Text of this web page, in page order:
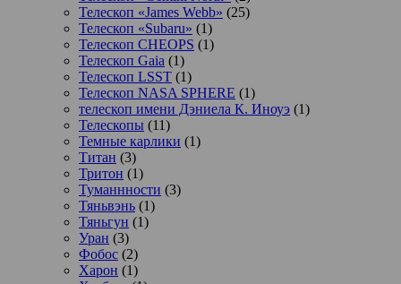
Телескоп «James Webb» (25)
Телескоп «Subaru» (1)
Телескоп CHEOPS (1)
Телескоп Gaia (1)
Телескоп LSST (1)
Телескоп NASA SPHERE (1)
телескоп имени Дэниела К. Иноуэ (1)
Телескопы (11)
Темные карлики (1)
Титан (3)
Тритон (1)
Туманнности (3)
Тяньвэнь (1)
Тяньгун (1)
Уран (3)
Фобос (2)
Харон (1)